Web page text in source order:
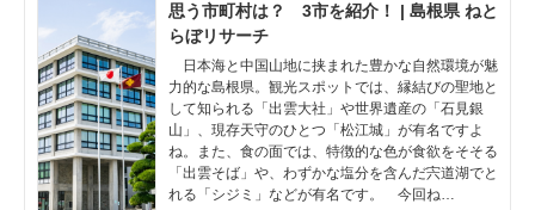
企業ITのトレンドを詳説
経営リーダーのコミュニティ
マーケ×ITの今がよく分かる
ITエンジニア向け専門サイト
思う市町村は？ 3市を紹介！ | 島根県 ねと
らぼリサーチ
日本海と中国山地に挟まれた豊かな自然環境が魅
力的な島根県。観光スポットでは、縁結びの聖地と
して知られる「出雲大社」や世界遺産の「石見銀
山」、現存天守のひとつ「松江城」が有名ですよ
ね。また、食の面では、特徴的な色が食欲をそそる
「出雲そば」や、わずかな塩分を含んだ宍道湖でと
れる「シジミ」などが有名です。 今回ね…